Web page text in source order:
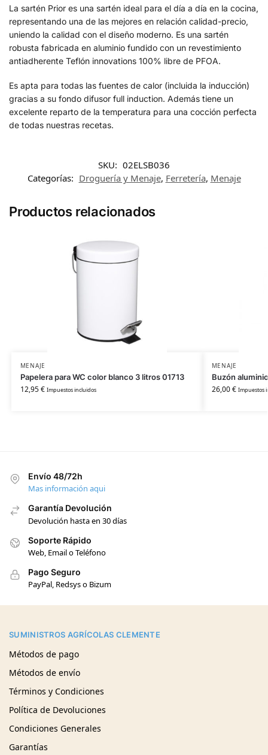
La sartén Prior es una sartén ideal para el día a día en la cocina,
representando una de las mejores en relación calidad-precio,
uniendo la calidad con el diseño moderno. Es una sartén
robusta fabricada en aluminio fundido con un revestimiento
antiadherente Teflón innovations 100% libre de PFOA.
Es apta para todas las fuentes de calor (incluida la inducción)
gracias a su fondo difusor full induction. Además tiene un
excelente reparto de la temperatura para una cocción perfecta
de todas nuestras recetas.
SKU: 02ELSB036
Categorías: Droguería y Menaje, Ferretería, Menaje
Productos relacionados
MENAJE
Papelera para WC color blanco 3 litros 01713
12,95€ Impuestos incluidos
MENAJE
Buzón
26,00€ Impuestos
Envío 48/72h
Mas información aqui
Garantía Devolución
Devolución hasta en 30 días
Soporte Rápido
Web, Email o Teléfono
Pago Seguro
PayPal, Redsys o Bizum
SUMINISTROS AGRÍCOLAS CLEMENTE
Métodos de pago
Métodos de envío
Términos y Condiciones
Política de Devoluciones
Condiciones Generales
Garantías